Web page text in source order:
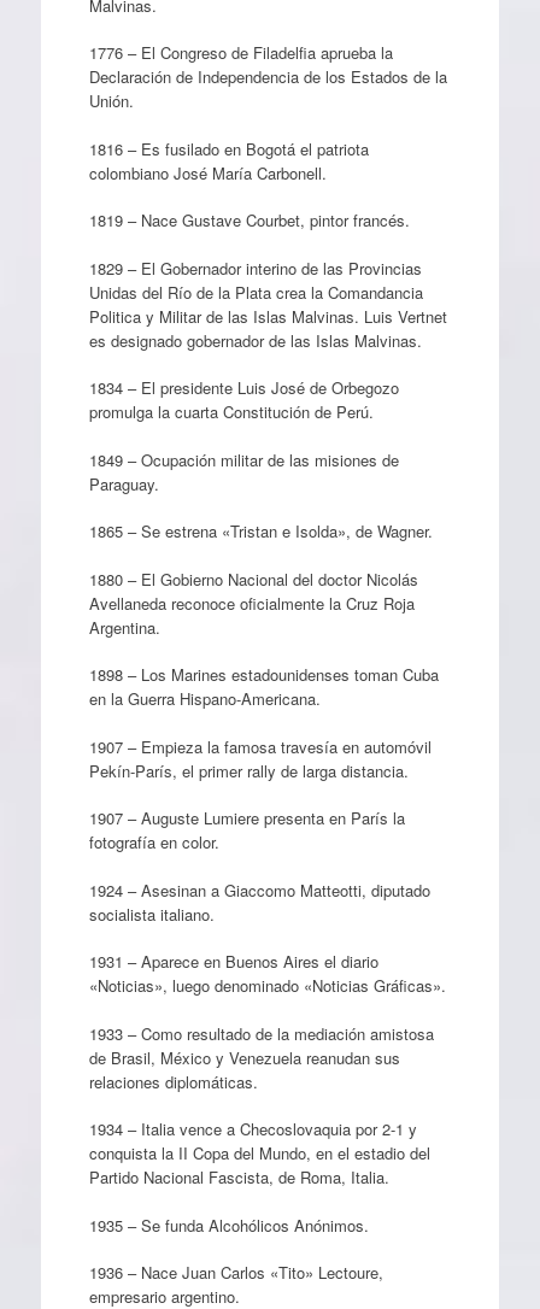
Malvinas.
1776 – El Congreso de Filadelfia aprueba la
Declaración de Independencia de los Estados de la
Unión.
1816 – Es fusilado en Bogotá el patriota
colombiano José María Carbonell.
1819 – Nace Gustave Courbet, pintor francés.
1829 – El Gobernador interino de las Provincias
Unidas del Río de la Plata crea la Comandancia
Politica y Militar de las Islas Malvinas. Luis Vertnet
es designado gobernador de las Islas Malvinas.
1834 – El presidente Luis José de Orbegozo
promulga la cuarta Constitución de Perú.
1849 – Ocupación militar de las misiones de
Paraguay.
1865 – Se estrena «Tristan e Isolda», de Wagner.
1880 – El Gobierno Nacional del doctor Nicolás
Avellaneda reconoce oficialmente la Cruz Roja
Argentina.
1898 – Los Marines estadounidenses toman Cuba
en la Guerra Hispano-Americana.
1907 – Empieza la famosa travesía en automóvil
Pekín-París, el primer rally de larga distancia.
1907 – Auguste Lumiere presenta en París la
fotografía en color.
1924 – Asesinan a Giaccomo Matteotti, diputado
socialista italiano.
1931 – Aparece en Buenos Aires el diario
«Noticias», luego denominado «Noticias Gráficas».
1933 – Como resultado de la mediación amistosa
de Brasil, México y Venezuela reanudan sus
relaciones diplomáticas.
1934 – Italia vence a Checoslovaquia por 2-1 y
conquista la II Copa del Mundo, en el estadio del
Partido Nacional Fascista, de Roma, Italia.
1935 – Se funda Alcohólicos Anónimos.
1936 – Nace Juan Carlos «Tito» Lectoure,
empresario argentino.